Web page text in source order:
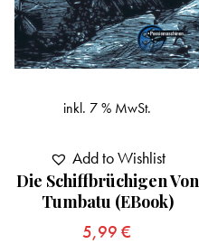
Die Schiffbrüchigen Von
Tumbatu (eBook)
5,99 €
inkl. 7 % MwSt.
Add to Wishlist